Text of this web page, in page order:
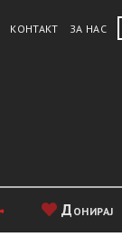
КОНТАКТ ЗА НАС
Донирај